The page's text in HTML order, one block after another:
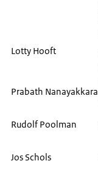
Lotty Hooft
Prabath Nanayakkara
Rudolf Poolman
Jos Schols